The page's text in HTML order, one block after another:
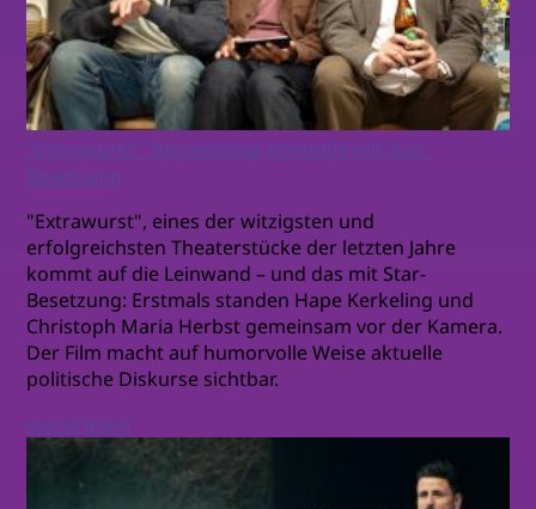
"Extrawurst": Respektlose Komödie mit Star-
Besetzung
"Extrawurst", eines der witzigsten und
erfolgreichsten Theaterstücke der letzten Jahre
kommt auf die Leinwand – und das mit Star-
Besetzung: Erstmals standen Hape Kerkeling und
Christoph Maria Herbst gemeinsam vor der Kamera.
Der Film macht auf humorvolle Weise aktuelle
politische Diskurse sichtbar.
weiterlesen